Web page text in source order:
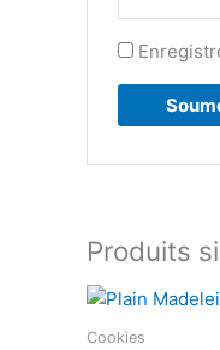
Produits
Cookies